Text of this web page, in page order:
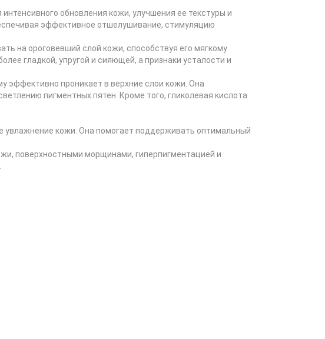
обновления кожи, улучшения ее текстуры и
эффективное отшелушивание, стимуляцию
на ороговевший слой кожи, способствуя его мягкому
гладкой, упругой и сияющей, а признаки усталости и
эффективно проникает в верхние слои кожи. Она
пигментных пятен. Кроме того, гликолевая кислота
кожи. Она помогает поддерживать оптимальный
поверхностными морщинами, гиперпигментацией и